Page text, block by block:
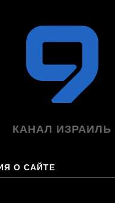
КАНАЛ ИЗРАИЛЬ
О САЙТЕ